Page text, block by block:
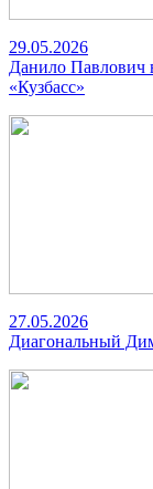
29.05.2026
Данило Павлович
«Кузбасс»
27.05.2026
Диагональный